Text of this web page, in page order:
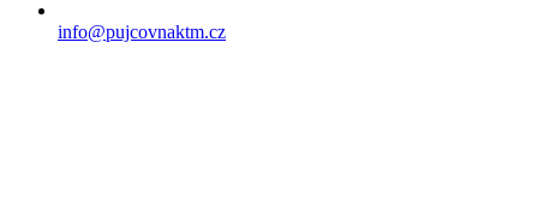
info@pujcovnaktm.cz